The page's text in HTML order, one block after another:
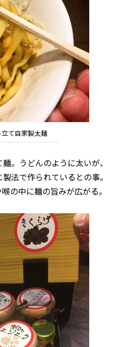
て自家製太麺
。うどんのように太いが、
法で作られているとの事。
の中に麺の旨みが広がる。